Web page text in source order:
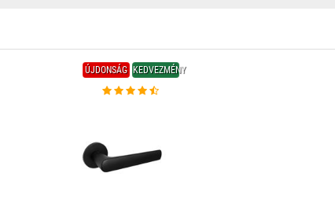
ÚJDONSÁG KEDVEZMÉNY